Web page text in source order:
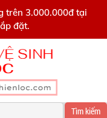
trên 3.000.000đ tại
đặt.
Tìm kiếm